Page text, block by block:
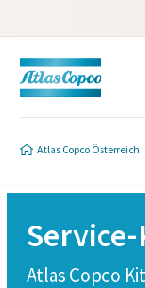
Atlas Copco Österreich
Atlas Copco